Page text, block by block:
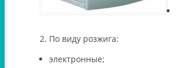
2. По виду розжига:
электронные;